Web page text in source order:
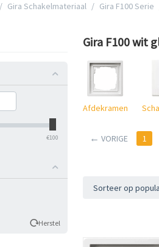
/ Gira Schakelmateriaal / Gira F100 Serie
‎€100
Herstel
Gira F100 wit
Afdekramen
VORIGE 1
Sorteer op